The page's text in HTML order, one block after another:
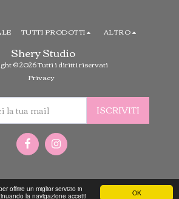
OK
offrire un miglior servizio in
la navigazione accetti
Shery Studio
© 2026 Tutti i diritti riservati
Privacy
TUTTI PRODOTTI ALTRO
ISCRIVITI